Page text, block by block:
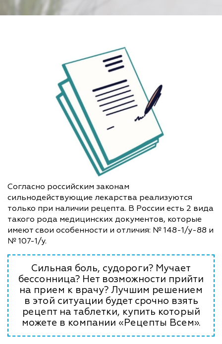
Согласно российским законам
сильнодействующие лекарства реализуются
только при наличии рецепта. В России есть 2 вида
такого рода медицинских документов, которые
имеют свои особенности и отличия: № 148-1/у-88 и
№ 107-1/у.
Сильная боль, судороги? Мучает
бессонница? Нет возможности прийти
на прием к врачу? Лучшим решением
в этой ситуации будет срочно взять
рецепт на таблетки, купить который
можете в компании «Рецепты Всем».